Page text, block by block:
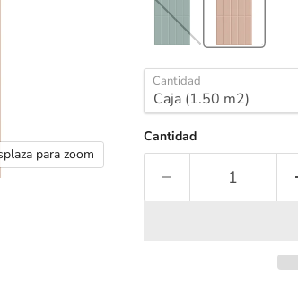
para zoom
Cantidad
Cantidad